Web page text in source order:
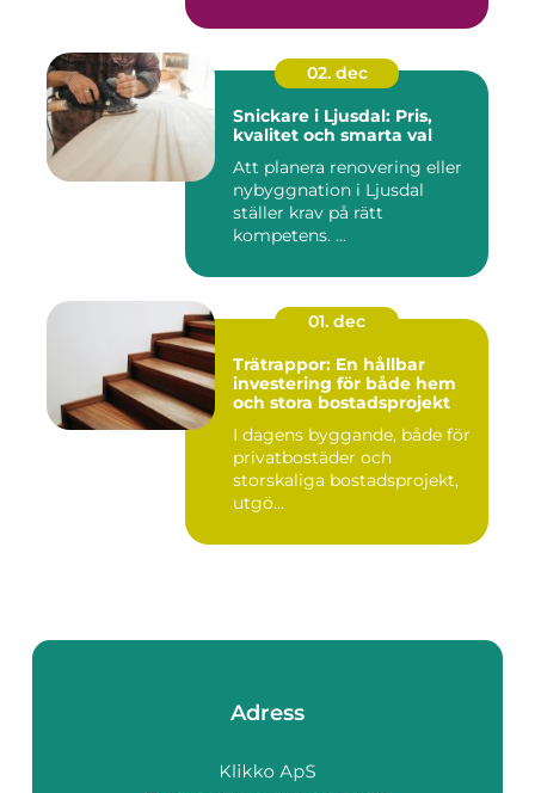
02. dec
Snickare i Ljusdal: Pris,
kvalitet och smarta val
Att planera renovering eller
nybyggnation i Ljusdal
ställer krav på rätt
kompetens. ...
01. dec
Trätrappor: En hållbar
investering för både hem
och stora bostadsprojekt
I dagens byggande, både för
privatbostäder och
storskaliga bostadsprojekt,
utgö...
Adress